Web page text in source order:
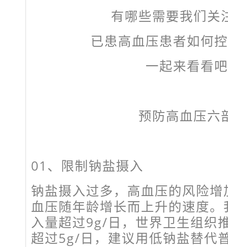
有哪些需要我们关
已患高血压患者如何
一起来看看
预防高血压六
01、 限制钠盐摄入
钠盐摄入过多，高血压的风险
血压随年龄增长而上升的速度
入量超过9g/日，世界卫生组织
超过5g/日，建议用低钠盐替代